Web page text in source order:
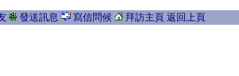
發送訊息 寫信問候 拜訪主頁 返回上頁